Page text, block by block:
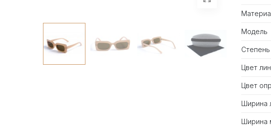
Модель
Цвет
Цвет
Ширина
Ширина